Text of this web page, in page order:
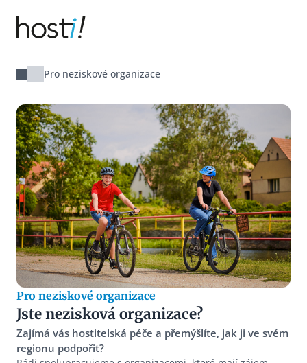
Hosti!
Pro neziskové organizace
Pro neziskové organizace
Jste nezisková organizace?
Zajímá vás hostitelská péče a přemýšlíte, jak ji ve svém
regionu podpořit?